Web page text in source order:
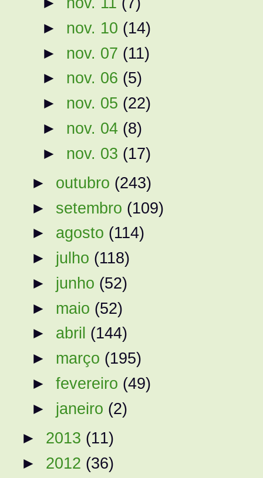
► nov. 10 (14)
► nov. 07 (11)
► nov. 06 (5)
► nov. 05 (22)
► nov. 04 (8)
► nov. 03 (17)
► outubro (243)
► setembro (109)
► agosto (114)
► julho (118)
► junho (52)
► maio (52)
► abril (144)
► março (195)
►fevereiro (49)
► janeiro (2)
► 2013 (11)
► 2012 (36)